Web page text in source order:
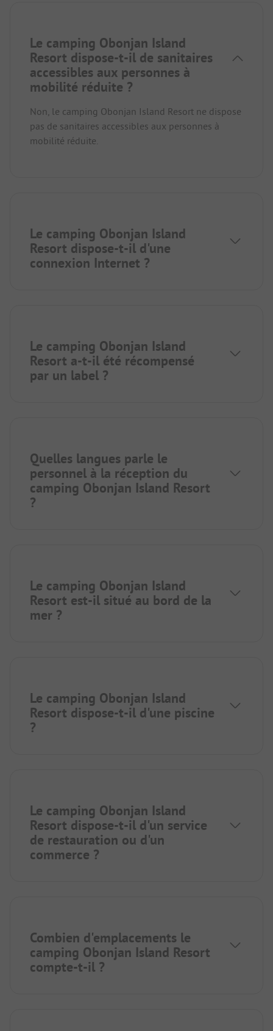
Le camping Obonjan Island
Resort dispose-t-il de sanitaires
accessibles aux personnes à
mobilité réduite ?
Non, le camping Obonjan Island Resort ne dispose
pas de sanitaires accessibles aux personnes à
mobilité réduite.
Le camping Obonjan Island
Resort dispose-t-il d'une
connexion Internet ?
Le camping Obonjan Island
Resort a-t-il été récompensé
par un label ?
Quelles langues parle le
personnel à la réception du
camping Obonjan Island Resort
?
Le camping Obonjan Island
Resort est-il situé au bord de la
mer ?
Le camping Obonjan Island
Resort dispose-t-il d'une piscine
?
Le camping Obonjan Island
Resort dispose-t-il d'un service
de restauration ou d'un
commerce ?
Combien d'emplacements le
camping Obonjan Island Resort
compte-t-il ?